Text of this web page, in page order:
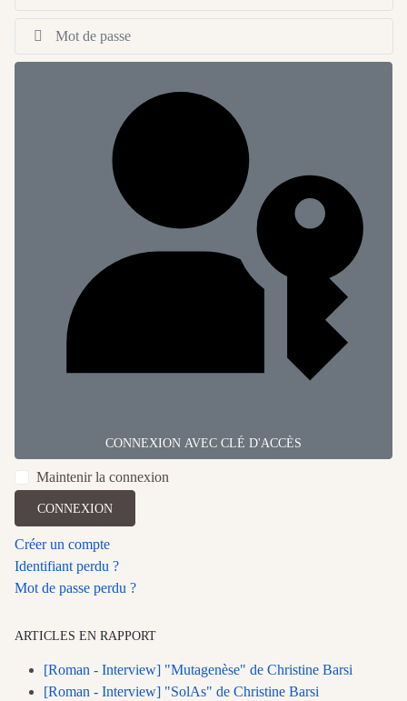
CONNEXION AVEC CLÉ D'ACCÈS
Maintenir la connexion
CONNEXION
Créer un compte
Identifiant perdu ?
Mot de passe perdu ?
ARTICLES EN RAPPORT
[Roman - Interview] "Mutagenèse" de Christine Barsi
[Roman - Interview] "SolAs" de Christine Barsi